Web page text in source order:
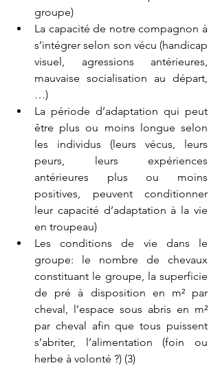
groupe)
La capacité de notre compagnon à
s’intégrer selon son vécu (handicap
visuel, agressions antérieures,
mauvaise socialisation au départ,
…)
La période d’adaptation qui peut
être plus ou moins longue selon
les individus (leurs vécus, leurs
peurs, leurs expériences
antérieures plus ou moins
positives, peuvent conditionner
leur capacité d’adaptation à la vie
en troupeau)
Les conditions de vie dans le
groupe: le nombre de chevaux
constituant le groupe, la superficie
de pré à disposition en m² par
cheval, l’espace sous abris en m²
par cheval afin que tous puissent
s’abriter, l’alimentation (foin ou
herbe à volonté ?) (3)